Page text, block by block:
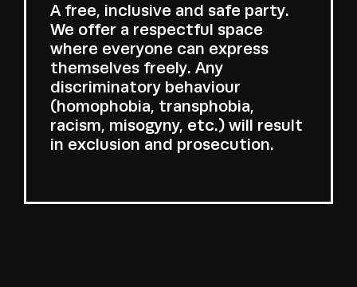
A free, inclusive and safe party.
We offer a respectful space
where everyone can express
themselves freely. Any
discriminatory behaviour
(homophobia, transphobia,
racism, misogyny, etc.) will result
in exclusion and prosecution.